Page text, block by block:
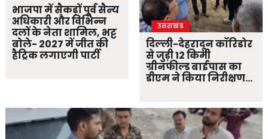
भाजपा में सैकड़ों पूर्व सैन्य
अधिकारी और विभिन्न
दलों के नेता शामिल, भट्ट
बोले- 2027 में जीत की
हैट्रिक लगाएगी पार्टी
उत्तराखंड
दिल्ली-देहरादून कॉरिडोर
से जुड़ी 12 किमी
ग्रीनफील्ड बाईपास का
डीएम ने किया निरीक्षण…